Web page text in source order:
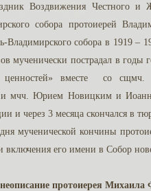
Воздвижения Честного и
собора протоиерей
Владимирского собора в 1919
мученически пострадал в годы
вместе со сщмч.
мчч. Юрием Новицким и
и через 3 месяца скончался в
мученической кончины
включения его имени в Собор
протоиерея Михаила